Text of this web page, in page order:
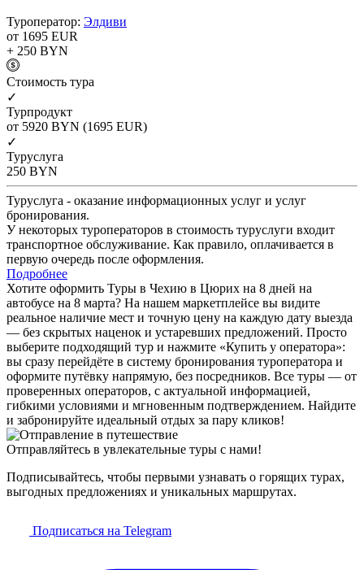
Туроператор: Элдиви
от 1695 EUR
+ 250 BYN
Cтоимость тура
✓
Турпродукт
от 5920 BYN (1695 EUR)
✓
Туруслуга
250 BYN
Туруслуга - оказание информационных услуг и услуг
бронирования.
У некоторых туроператоров в стоимость туруслуги входит
транспортное обслуживание. Как правило, оплачивается в
первую очередь после оформления.
Подробнее
Хотите оформить Туры в Чехию в Цюрих на 8 дней на
автобусе на 8 марта? На нашем маркетплейсе вы видите
реальное наличие мест и точную цену на каждую дату выезда
— без скрытых наценок и устаревших предложений. Просто
выберите подходящий тур и нажмите «Купить у оператора»:
вы сразу перейдёте в систему бронирования туроператора и
оформите путёвку напрямую, без посредников. Все туры — от
проверенных операторов, с актуальной информацией,
гибкими условиями и мгновенным подтверждением. Найдите
и забронируйте идеальный отдых за пару кликов!
Отправляйтесь в увлекательные туры с нами!
Подписывайтесь, чтобы первыми узнавать о горящих турах,
выгодных предложениях и уникальных маршрутах.
Подписаться на Telegram